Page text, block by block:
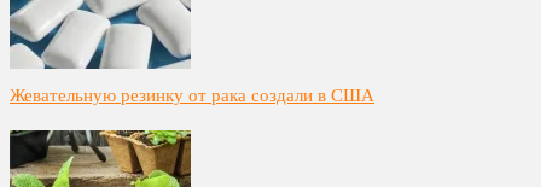
Жевательную резинку от рака создали в США